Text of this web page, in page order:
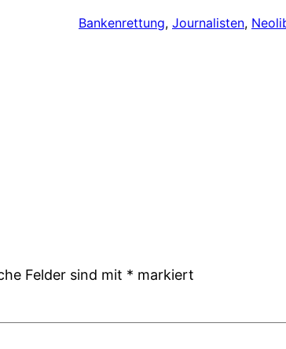
Bankenrettung, Journalisten,
Felder sind mit * markiert